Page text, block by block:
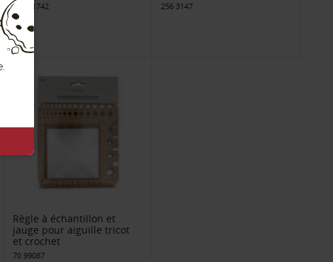
17 611742 256 3147
Règle à échantillon et
jauge pour aiguille tricot
et crochet
70 99087